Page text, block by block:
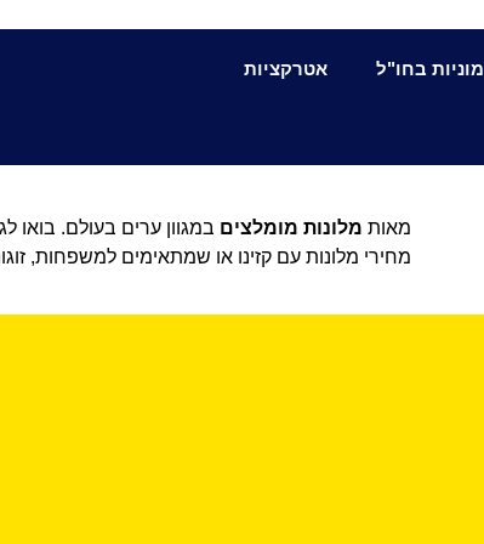
מוניות בחו"ל אטרקציות
מאות מלונות מומלצים
מחירי מלונות עם קזינו או שמתאימים למשפחות,